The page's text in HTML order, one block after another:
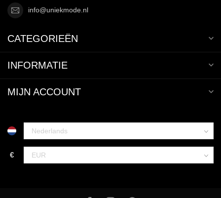
info@uniekmode.nl
CATEGORIEËN
INFORMATIE
MIJN ACCOUNT
€